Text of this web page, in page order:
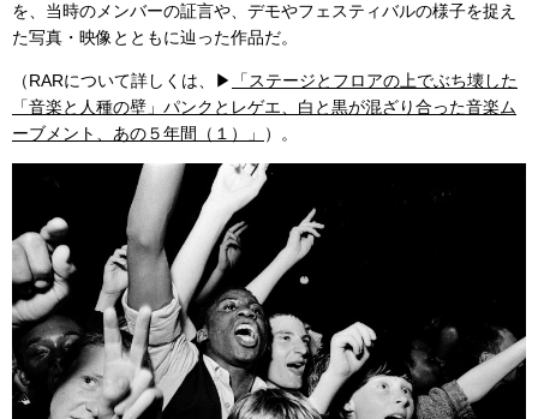
を、当時のメンバーの証言や、デモやフェスティバルの様子を捉え
た写真・映像とともに辿った作品だ。
（RARについて詳しくは、▶︎
「ステージとフロアの上でぶち壊した
「音楽と人種の壁」パンクとレゲエ、白と黒が混ざり合った音楽ム
ーブメント、あの５年間（１）」
）。